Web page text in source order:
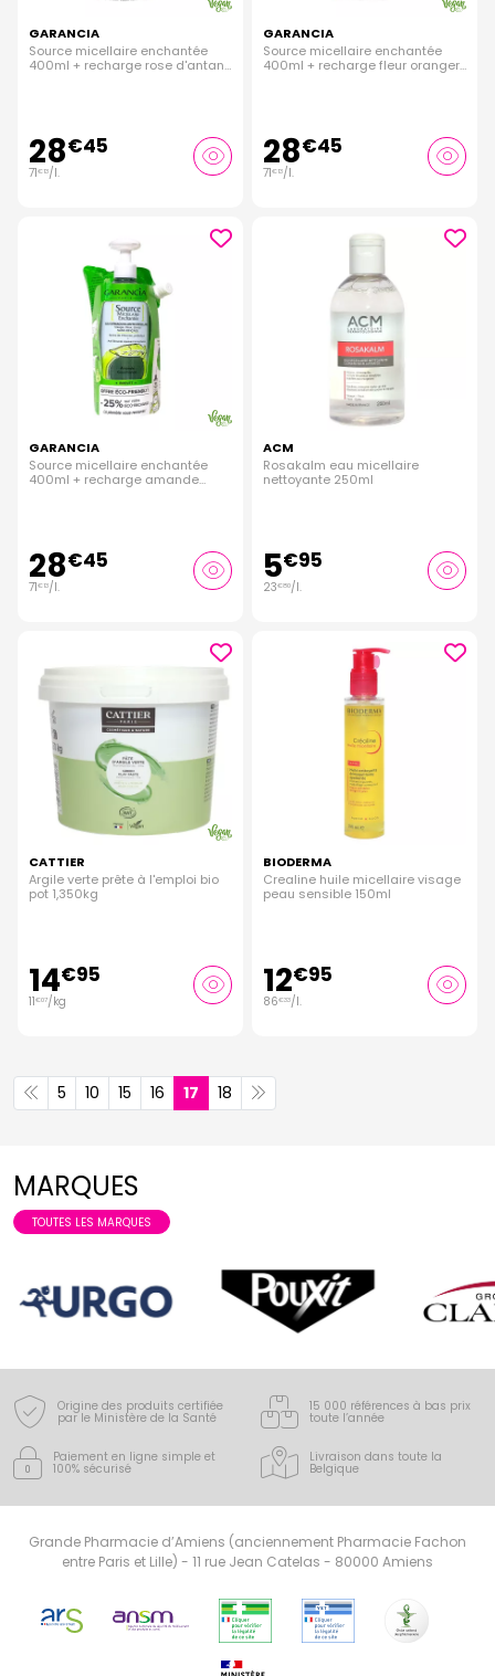
GARANCIA
Source micellaire enchantée
400ml + recharge rose d'antan
28€45
71€ 13/l.
GARANCIA
Source micellaire enchantée
400ml + recharge fleur oranger
28€45
71€ 13/l.
GARANCIA
Source micellaire enchantée
400ml + recharge amande
28€45
71€ 13/l.
ACM
Rosakalm eau micellaire
nettoyante 250ml
5€95
23€80/l.
CATTIER
Argile verte prête à l'emploi bio
pot 1,350kg
14€95
11€07/kg
BIODERMA
Crealine huile micellaire visage
peau sensible 150ml
12€95
86€33/l.
5 10 15 16 17 18
MARQUES
TOUTES LES MARQUES
Origine des produits certifiée
par le Ministère de la Santé
15 000 références à bas prix
toute l’année
Paiement en ligne simple et
100% sécurisé
Livraison dans toute la
Belgique
Grande Pharmacie d’Amiens (anciennement Pharmacie Fachon
entre Paris et Lille) - 11 rue Jean Catelas - 80000 Amiens